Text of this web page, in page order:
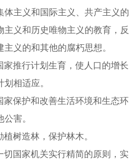
体主义和国际主义、共产主义的
主义和历史唯物主义的教育，反
义的和其他的腐朽思想。
推行计划生育，使人口的增长
相适应。
保护和改善生活环境和生态环
害。
树造林，保护林木。
国家机关实行精简的原则，实